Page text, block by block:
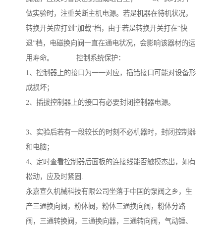
做实验时，注重关断主机电源。若是机器在待机状况，
转换开关应打到“加载”档，由于若是转换开关打在“快
退”档，电磁换向阀一直在通电状况，会影响该器材的运
用寿命。 控制系统保护：
1、控制器上的接口为一一对应，插错接口可能对设备形
成损坏；
2、插拔控制器上的接口有必要封闭控制器电源。
3、实验后若有一段较长的时刻不必机器时，封闭控制器
和电脑；
4、定时查看控制器后面板的连接线能否触摸杰出，如有
松动，应及时紧固.
永嘉宣久机械科技有限公司坐落于中国的泵阀之乡，生
产三通换向阀，粉体阀，粉体三通换向阀，粉体分路
阀，三通转换阀，三通换向器，三通转向阀，气动锤、